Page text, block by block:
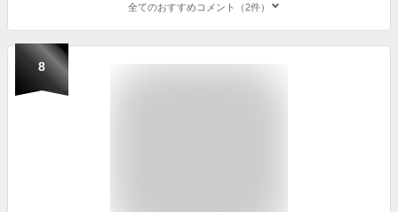
全てのおすすめコメント（2件）
8